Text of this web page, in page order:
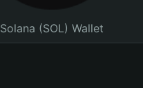
Solana (SOL) Wallet